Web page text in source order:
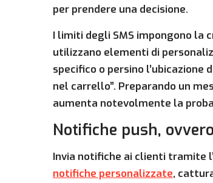
per prendere una decisione.
I limiti degli SMS impongono la
utilizzano elementi di
specifico o persino l’ubicazione
nel carrello”. Preparando un
aumenta notevolmente la
Notifiche push,
Invia notifiche ai clienti tramite
notifiche personalizzate,